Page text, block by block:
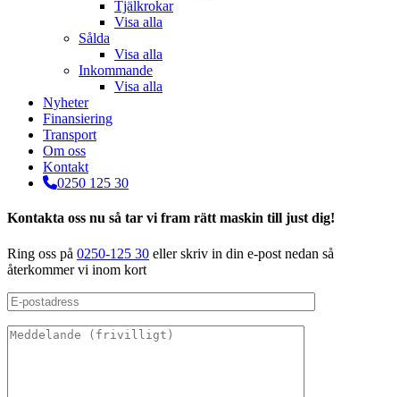
Tjälkrokar
Visa alla
Sålda
Visa alla
Inkommande
Visa alla
Nyheter
Finansiering
Transport
Om oss
Kontakt
0250 125 30
Kontakta oss nu så tar vi fram rätt maskin till just dig!
Ring oss på 0250-125 30 eller skriv in din e-post nedan så
återkommer vi inom kort